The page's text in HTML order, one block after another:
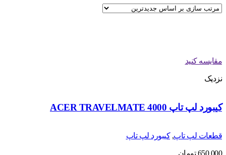
مقایسه کنید
نزدیک
کیبورد لپ تاپ ACER TRAVELMATE 4000
قطعات لپ تاپ,کیبورد لپ تاپ